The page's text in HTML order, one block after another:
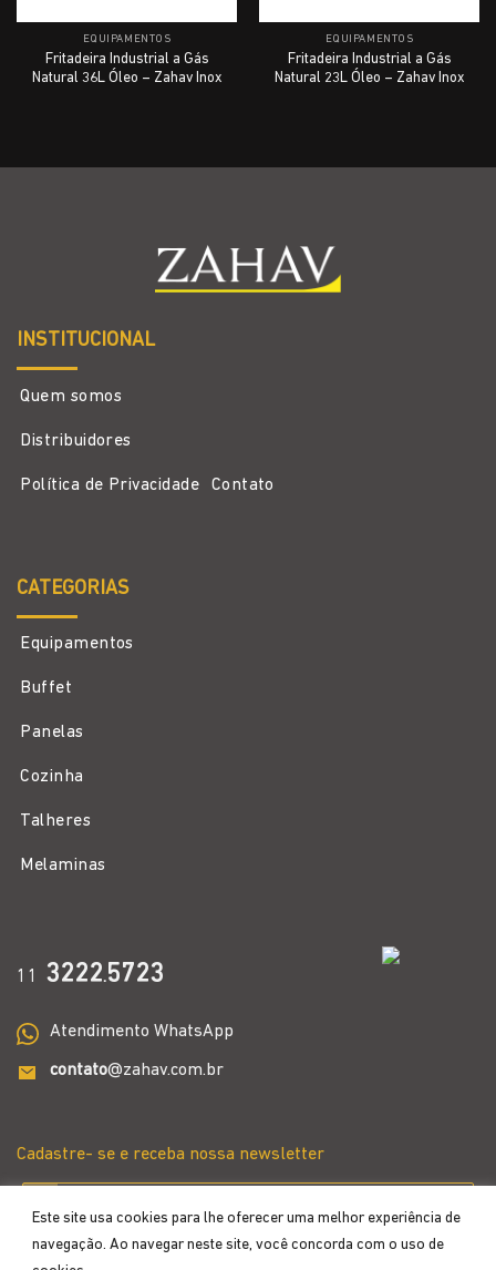
Este site usa cookies para lhe oferecer uma melhor experiência de
navegação. Ao navegar neste site, você concorda com o uso de
EQUIPAMENTOS
Fritadeira Industrial a Gás
Natural 36L Óleo – Zahav Inox
EQUIPAMENTOS
Fritadeira Industrial a Gás
Natural 23L Óleo – Zahav Inox
INSTITUCIONAL
Quem somos
Distribuidores
Política de Privacidade Contato
CATEGORIAS
Equipamentos
Buffet
Panelas
Cozinha
Talheres
Melaminas
11 3222.5723
Atendimento WhatsApp
contato@zahav.com.br
Cadastre- se e receba nossa newsletter